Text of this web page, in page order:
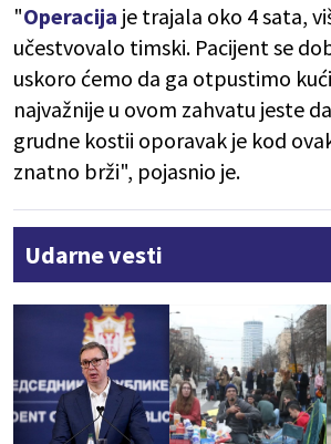
"Operacija je trajala oko 4 sata,
učestvovalo timski. Pacijent se
uskoro ćemo da ga otpustimo
najvažnije u ovom zahvatu jeste
grudne kostii oporavak je kod
znatno brži", pojasnio je.
Udarne vesti